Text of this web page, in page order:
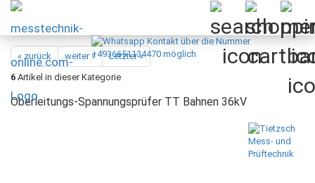
« zurück weiter »
Letzter »
6 Artikel in dieser Kategorie
Oberleitungs-Spannungsprüfer TT Bahnen 36kV